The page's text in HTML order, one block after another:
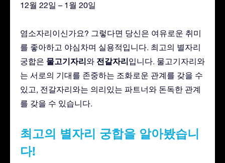
12월 22일 – 1월 20일
염소자리이신가요? 그렇다면 당신은 여유로운 취미
를 좋아하고 야심차며 실용적입니다. 최고의 별자리
궁합은 물고기자리와 전갈자리입니다. 물고기자리와
는 서로의 기대를 존중하는 조화로운 관계를 갖을 수
있고, 전갈자리와는 의리있는 파트너와 돈독한 관계
를 갖을 수 있습니다.
최고의 별자리 궁합을 알아봤습니
다!